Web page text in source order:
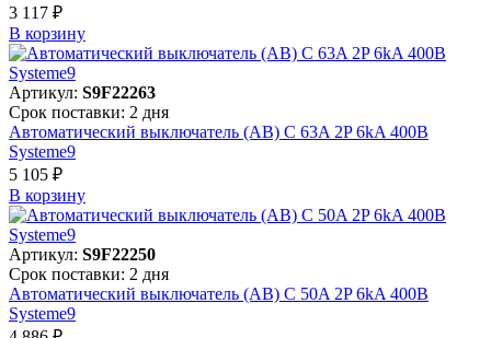
3 117 ₽
В корзинy
Артикул: S9F22263
Срок поставки: 2 дня
Автоматический выключатель (АВ) C 63A 2P 6kA 400В
Systeme9
5 105 ₽
В корзинy
Артикул: S9F22250
Срок поставки: 2 дня
Автоматический выключатель (АВ) C 50A 2P 6kA 400В
Systeme9